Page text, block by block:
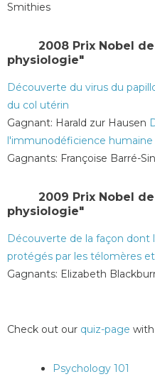
Smithies
2008 Prix ​​Nobel
physiologie"
Découverte du virus du
du col utérin
Gagnant: Harald zur Hausen
l'immunodéficience humaine
Gagnants: Françoise Barré-
2009 Prix ​​Nobel
physiologie"
Découverte de la façon dont
protégés par les télomères
Gagnants: Elizabeth
Check out our quiz-page
Psychology 101